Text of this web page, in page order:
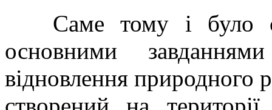
Саме тому і було
основними
відновлення природного